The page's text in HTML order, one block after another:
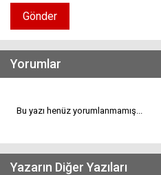
Gönder
Yorumlar
Bu yazı henüz yorumlanmamış...
Yazarın Diğer Yazıları